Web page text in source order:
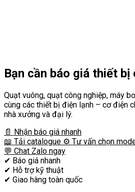
Bạn cần báo giá thiết bị
Quạt vuông, quạt công nghiệp, máy
cùng các thiết bị điện lạnh – cơ điện
nhà xưởng và đại lý.
📄 Nhận báo giá nhanh
📖 Tải catalogue ⚙️ Tư vấn chọn
💬 Chat Zalo ngay
✔ Báo giá nhanh
✔ Hỗ trợ kỹ thuật
✔ Giao hàng toàn quốc